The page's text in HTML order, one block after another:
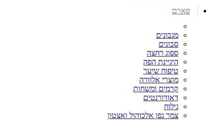
פארם
מגבונים
סבונים
ספוג רחצה
היגיינת הפה
טיפוח שיער
מוצרי אלוורה
קרמים ומשחות
דאודורנטים
גילוח
צמר גפן אלכוהול ואצטון